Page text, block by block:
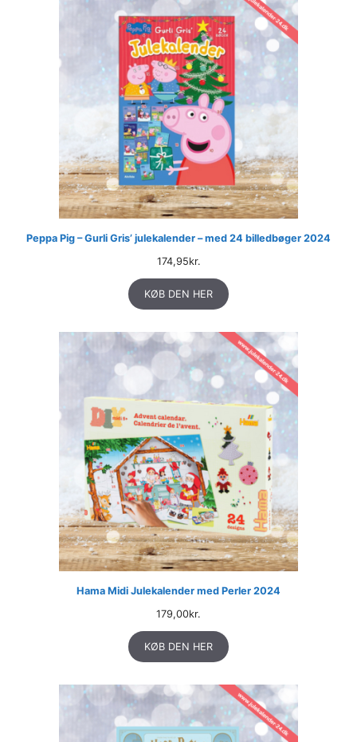
Peppa Pig – Gurli Gris’ julekalender – med 24 billedbøger 2024
174,95kr.
KØB DEN HER
Hama Midi Julekalender med Perler 2024
179,00kr.
KØB DEN HER